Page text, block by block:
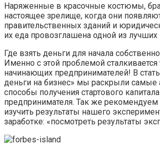
Наряженные в красочные костюмы,
настоящее зрелище, когда они
правительственных зданий и
их еда провозглашена одной из
Где взять деньги для начала
Именно с этой проблемой сталкивается
начинающих предпринимателей! В
деньги на бизнес» мы раскрыли самые
способы получения стартового
предпринимателя. Так же рекомендуем
изучить результаты нашего
заработке: «посмотреть результаты